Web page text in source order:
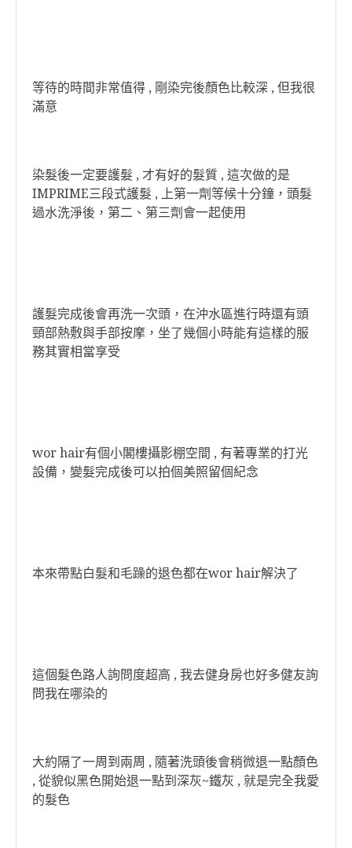
等待的時間非常值得 , 剛染完後顏色比較深 , 但我很
滿意
染髮後一定要護髮 , 才有好的髮質 , 這次做的是
IMPRIME三段式護髮 , 上第一劑等候十分鐘，頭髮
過水洗淨後，第二、第三劑會一起使用
護髮完成後會再洗一次頭，在沖水區進行時還有頭
頸部熱敷與手部按摩，坐了幾個小時能有這樣的服
務其實相當享受
wor hair有個小閣樓攝影棚空間 , 有著專業的打光
設備，變髮完成後可以拍個美照留個紀念
本來帶點白髮和毛躁的退色都在wor hair解決了
這個髮色路人詢問度超高 , 我去健身房也好多健友詢
問我在哪染的
大約隔了一周到兩周 , 隨著洗頭後會稍微退一點顏色
, 從貌似黑色開始退一點到深灰~鐵灰 , 就是完全我愛
的髮色